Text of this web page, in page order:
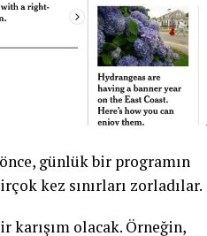
günlük bir programın
kez sınırları zorladılar.
karışım olacak. Örneğin,